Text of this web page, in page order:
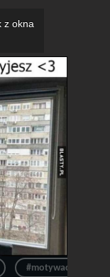
z okna
#motywacja